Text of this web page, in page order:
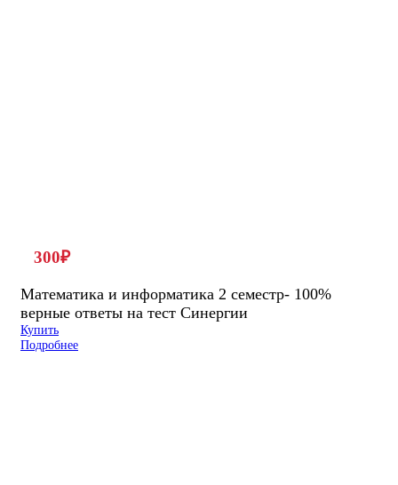
300₽
Математика и информатика 2 семестр- 100%
верные ответы на тест Синергии
Купить
Подробнее